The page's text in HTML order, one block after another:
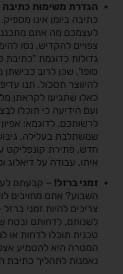
הגדרת משימות כתיבה
כתיבה ביומן אינו מספיק.
לעצמכם מה אתם מתכננים
צפויים להקדיש. נסו
סופו", שכן לרוב כבישתן
להיווצר תסכול. תנו
כאלו שתגיעו לקראתן
לרשותכם. לדוגמא: אפיון
שמשתלבת בעלילה, גיבוש
חדש, פתירת קונפליקט
איתו, עבודה על דיאלוג וכן
זמני ברזל!– קבעתם
השבוע? אתם מחויבים לו!
צריכים להיות זמני ברזל –
לשנותם, לדחותם ובטח שלא
טכנית תוכלו לדחות או
המטרה היא להטמיע אצלכם
נאמנות לתהליך כתיבת